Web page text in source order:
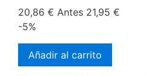
20,86 € Antes 21,95 €
-5%
Añadir al carrito